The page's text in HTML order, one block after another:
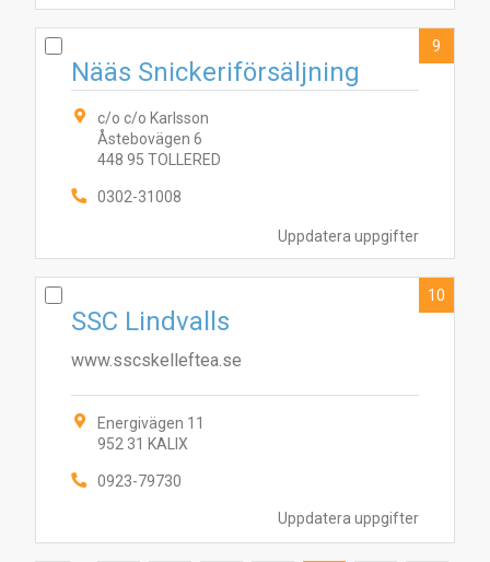
Uppdatera uppgifter
Nääs Snickeriförsäljning
c/o c/o Karlsson
Åstebovägen 6
448 95 TOLLERED
0302-31008
9
Uppdatera uppgifter
SSC Lindvalls
www.sscskelleftea.se
Energivägen 11
952 31 KALIX
0923-79730
10